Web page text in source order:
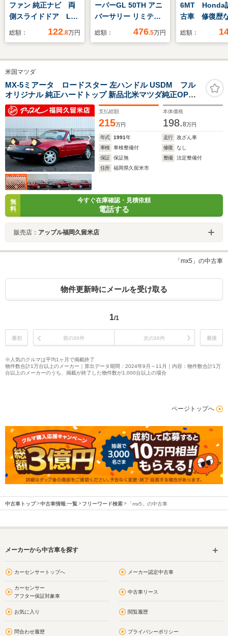
ファン 純正ナビ 両
側スライドドア LED
ヘッドライト スマー
総額： 122.8万円
ーパーGL 50TH アニ
バーサリー リミテッ
ド ロングボディ いち
CoastLines 角目4
クラシックキャメルシ
ートカバー クラシッ
クベットキット フロ
OGスムージ ホワイ
トリボン
総額： 476.5万円
6MT Honda
古車 修復
Honda販売店
済 純正ナビ
コ サイドエ
ク アルミホ
総額：
米国マツダ
MX-5ミアータ ロードスター 左ハンドル USDM フル
オリジナル 純正ハードトップ 新品北米マツダ純正OPバ
ンパーブラ クルーズコントロール 幌付き 純正色全塗装済
み車輌
支払総額
215万円
本体価格
198.8万円
年式 1991年 走行
改ざん車
車検
車検整備付 修復
なし
保証
保証無 整備
法定整備付
住所
福岡県久留米市
無
料
今すぐ在庫確認・見積依頼
電話する
販売店： アップル福岡久留米店
「mx5」の中古車
物件更新時にメールを受け取る
1/1
最初 前の30件 次の30件 最後
※人気のクルマは平均1ヶ月で掲載終了
物件数合計1万台以上のメーカー｜算出データ期間：2024年9月～11月｜内容：物件数合計1万
台以上のメーカーのうち、掲載が終了した物件数が1,000台以上の場合
ページトップへ
中古車トップ 中古車情報:一覧 フリーワード検索 「mx5」の中古車
メーカーから中古車を探す
カーセンサートップへ メーカー認定中古車
カーセンサー
アフター保証対象車
中古車リース
お気に入り 閲覧履歴
問合わせ履歴 プライバシーポリシー